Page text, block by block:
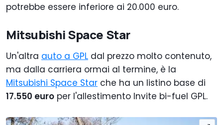
potrebbe essere inferiore ai 20.000 euro.
Mitsubishi Space Star
Un'altra auto a GPL dal prezzo molto contenuto,
ma dalla carriera ormai al termine, è la
Mitsubishi Space Star che ha un listino base di
17.550 euro per l'allestimento Invite bi-fuel GPL.